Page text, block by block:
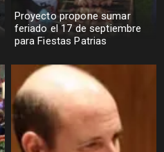
Proyecto propone sumar
feriado el 17 de septiembre
para Fiestas Patrias